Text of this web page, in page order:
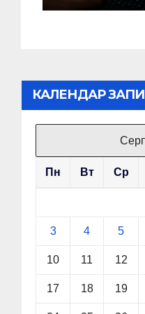
КАЛЕНДАР
Пн Вт Ср
3 4 5
10 11 12
17 18 19